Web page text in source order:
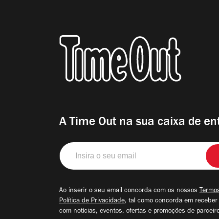
A Time Out na sua caixa de
Insira
o
seu
Ao inserir o seu email concorda com os nossos
Política de Privacidade, tal como concorda em
com notícias, eventos, ofertas e promoções de